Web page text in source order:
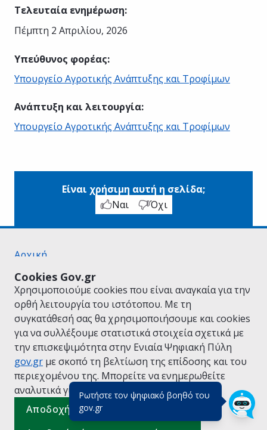
Ρωτήστε τον ψηφιακό βοηθό του
gov.gr(πάτησε για κλείσιμο)
Cookies Gov.gr
Χρησιμοποιούμε cookies που είναι αναγκαία για την
ορθή λειτουργία του ιστότοπου. Με τη
συγκατάθεσή σας θα χρησιμοποιήσουμε και cookies
για να συλλέξουμε στατιστικά στοιχεία σχετικά με
την επισκεψιμότητα στην Ενιαία Ψηφιακή Πύλη
gov.gr με σκοπό τη βελτίωση της επίδοσης και του
περιεχομένου της. Μπορείτε να ενημερωθείτε
αναλυτικά για την Πολιτική Cookies.
Αποδοχή όλων
Τελευταία ενημέρωση:
Πέμπτη 2 Απριλίου, 2026
Υπεύθυνος φορέας:
Υπουργείο Αγροτικής Ανάπτυξης και Τροφίμων
Ανάπτυξη και λειτουργία:
Υπουργείο Αγροτικής Ανάπτυξης και Τροφίμων
Είναι χρήσιμη αυτή η σελίδα;
Ναι
Όχι
Αρχική
Όροι Χρήσης
Πολιτική Απορρήτου
Δήλωση προσβασιμότητας
Πολιτική cookies
Προτάσεις για το gov.gr
Υλοποίηση από το Υπουργείο Ψηφιακής
Διακυβέρνησης
Ελληνικά |Αγγλικά